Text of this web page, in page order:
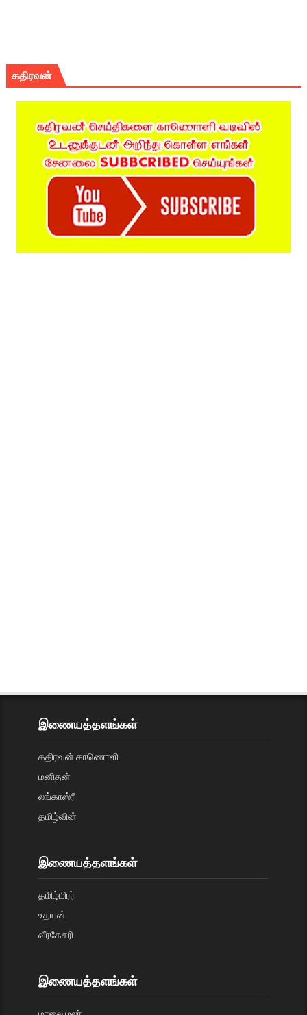
கதிரவன்
இணையத்தளங்கள்
கதிரவன் காணொளி
மனிதன்
லங்காஸ்ரீ
தமிழ்வின்
இணையத்தளங்கள்
தமிழ்மிரர்
உதயன்
வீரகேசரி
இணையத்தளங்கள்